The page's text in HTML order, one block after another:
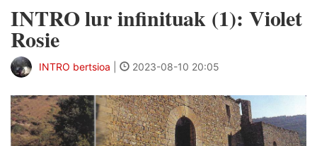
INTRO lur infinituak (1): Violet
Rosie
INTRO bertsioa 2023-08-10 20:05